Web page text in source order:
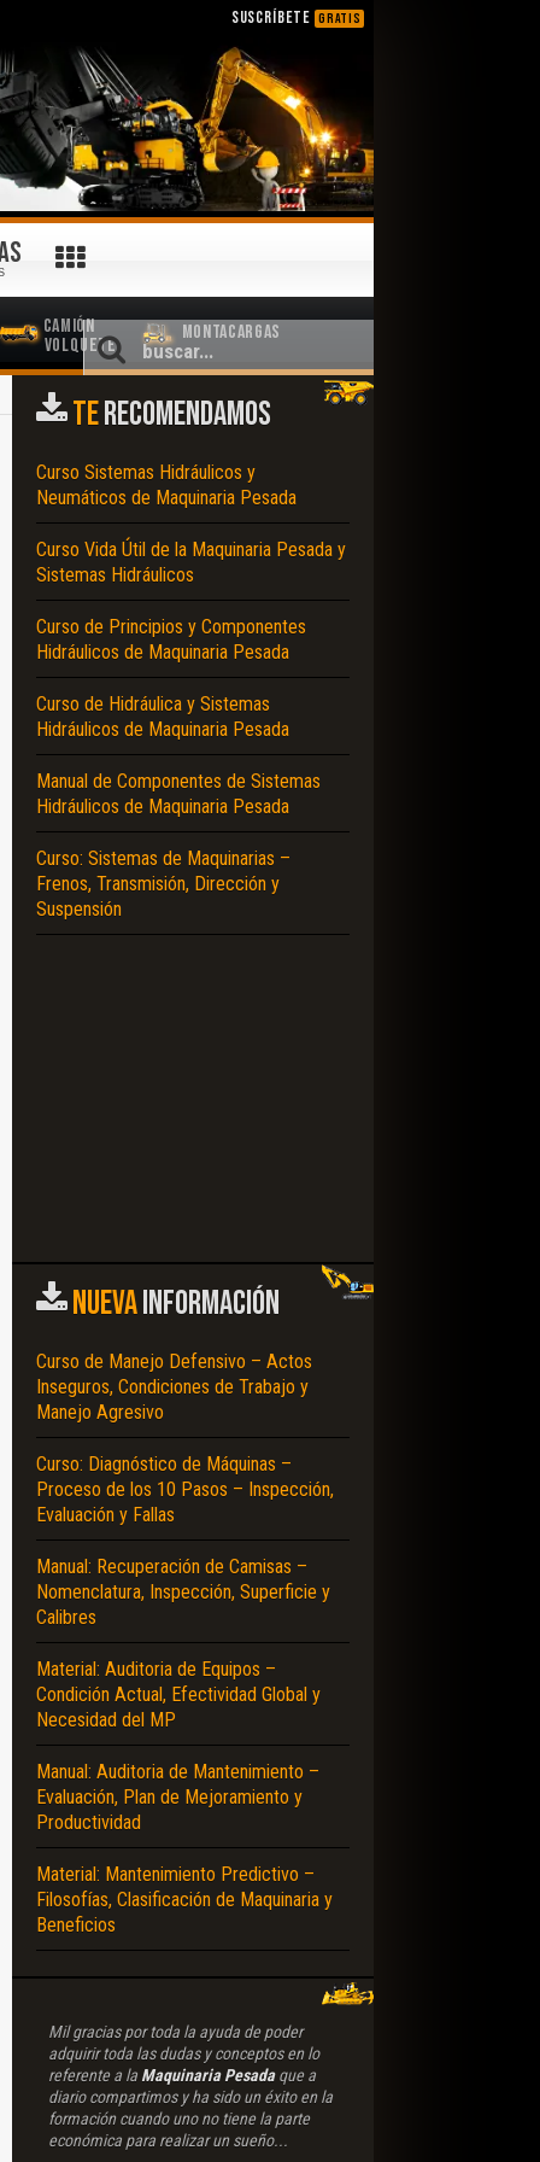
SUSCRÍBETE GRATIS
Camión
Volquete
Montacargas
TERECOMENDAMOS
Curso Sistemas Hidráulicos y
Neumáticos de Maquinaria Pesada
Curso Vida Útil de la Maquinaria Pesada y
Sistemas Hidráulicos
Curso de Principios y Componentes
Hidráulicos de Maquinaria Pesada
Curso de Hidráulica y Sistemas
Hidráulicos de Maquinaria Pesada
Manual de Componentes de Sistemas
Hidráulicos de Maquinaria Pesada
Curso: Sistemas de Maquinarias –
Frenos, Transmisión, Dirección y
Suspensión
NUEVAINFORMACIÓN
Curso de Manejo Defensivo – Actos
Inseguros, Condiciones de Trabajo y
Manejo Agresivo
Curso: Diagnóstico de Máquinas –
Proceso de los 10 Pasos – Inspección,
Evaluación y Fallas
Manual: Recuperación de Camisas –
Nomenclatura, Inspección, Superficie y
Calibres
Material: Auditoria de Equipos –
Condición Actual, Efectividad Global y
Necesidad del MP
Manual: Auditoria de Mantenimiento –
Evaluación, Plan de Mejoramiento y
Productividad
Material: Mantenimiento Predictivo –
Filosofías, Clasificación de Maquinaria y
Beneficios
Mil gracias por toda la ayuda de poder
adquirir toda las dudas y conceptos en lo
referente a la Maquinaria Pesadaque a
diario compartimos y ha sido un éxito en la
formación cuando uno no tiene la parte
económica para realizar un sueño...